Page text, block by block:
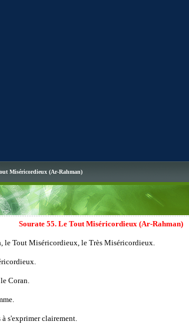
Miséricordieux (Ar-Rahman)
Sourate 55. Le Tout Miséricordieux (Ar-Rahman)
le Tout Miséricordieux, le Très Miséricordieux.
Coran.
s'exprimer clairement.